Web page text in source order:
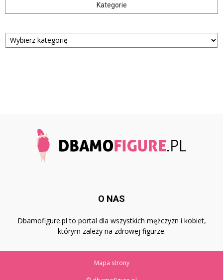
Kategorie
Kategorie
O NAS
Dbamofigure.pl to portal dla wszystkich mężczyzn i kobiet,
którym zależy na zdrowej figurze.
Mapa strony